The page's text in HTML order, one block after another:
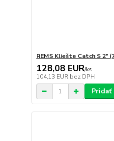
REMS Kliešte Catch S 2"
128,08 EUR/ks
104,13 EUR bez DPH
Pridať